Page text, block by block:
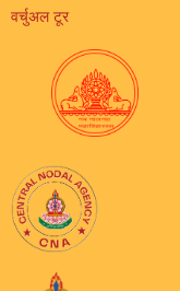
वर्चुअल टूर